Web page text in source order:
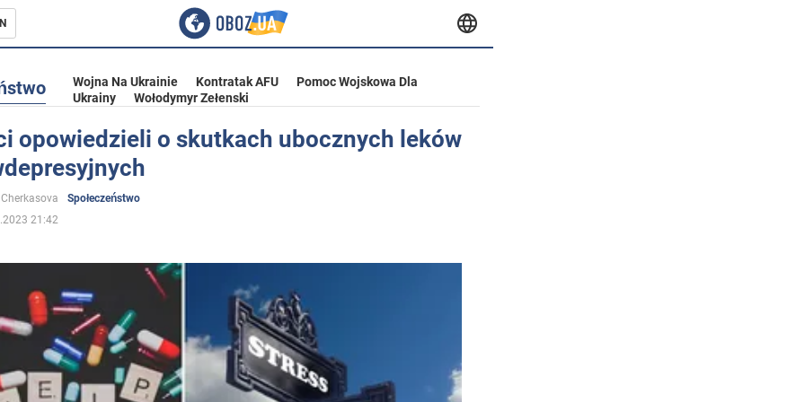
Ukrainie
Wojna Na Ukrainie Kontratak AFU
Pomoc Wojskowa Dla
Ukrainy
Wołodymyr Zełenski
opowiedzieli o skutkach ubocznych leków
Społeczeństwo
21:42